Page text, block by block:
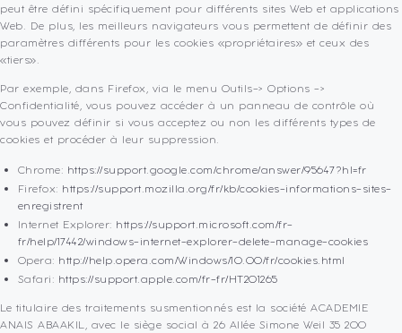
peut être défini spécifiquement pour différents sites Web et applications
Web. De plus, les meilleurs navigateurs vous permettent de définir des
paramètres différents pour les cookies «propriétaires» et ceux des
«tiers».
Par exemple, dans Firefox, via le menu Outils-> Options ->
Confidentialité, vous pouvez accéder à un panneau de contrôle où
vous pouvez définir si vous acceptez ou non les différents types de
cookies et procéder à leur suppression.
Chrome: https://support.google.com/chrome/answer/95647?hl=fr
Firefox: https://support.mozilla.org/fr/kb/cookies-informations-sites-
enregistrent
Internet Explorer: https://support.microsoft.com/fr-
fr/help/17442/windows-internet-explorer-delete-manage-cookies
Opera: http://help.opera.com/Windows/10.00/fr/cookies.html
Safari: https://support.apple.com/fr-fr/HT201265
Le titulaire des traitements susmentionnés est la société ACADEMIE
ANAIS ABAAKIL, avec le siège social à 26 Allée Simone Weil 35 200